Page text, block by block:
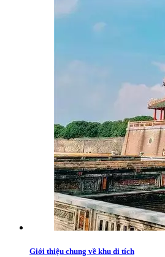
Giới thiệu chung về khu di tích